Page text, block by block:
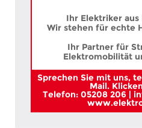
Ihr Elektriker aus
Wir stehen für echte
Ihr Partner für
Elektromobilität
Sprechen Sie mit uns,
Mail.
Telefon: 05208 206 |